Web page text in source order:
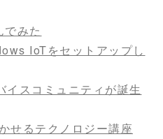
みた
IoTをセットアップし
イスコミュニティが誕生
せるテクノロジー講座